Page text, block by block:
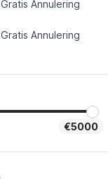
Annulering
Annulering
€5000